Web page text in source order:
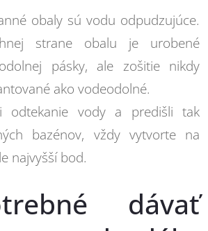
obaly sú vodu odpudzujúce.
strane obalu je urobené
pásky, ale zošitie nikdy
ako vodeodolné.
odtekanie vody a predišli tak
bazénov, vždy vytvorte na
najvyšší bod.
dávať